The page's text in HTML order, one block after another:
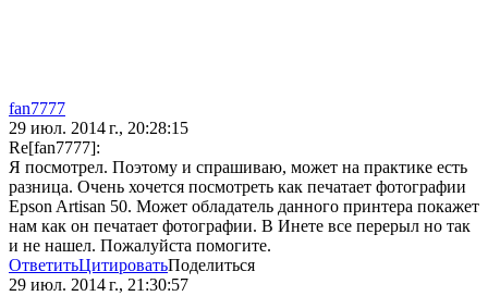
fan7777
29 июл. 2014 г., 20:28:15
Re[fan7777]:
Я посмотрел. Поэтому и спрашиваю, может на практике есть
разница. Очень хочется посмотреть как печатает фотографии
Epson Artisan 50. Может обладатель данного принтера покажет
нам как он печатает фотографии. В Инете все перерыл но так
и не нашел. Пожалуйста помогите.
ОтветитьЦитироватьПоделиться
29 июл. 2014 г., 21:30:57